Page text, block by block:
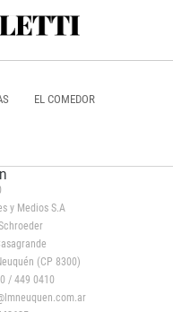
EL COMEDOR
y Medios S.A
(CP 8300)
/ 449 0410